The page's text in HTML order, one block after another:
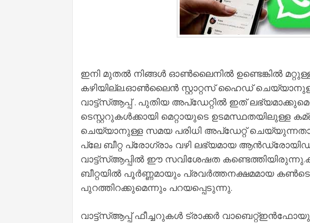
ഇനി മുതല്‍ നിങ്ങള്‍ ഓണ്‍ലൈനില്‍ ഉണ്ടെങ്കില്‍
കഴിയില്ല.ഓണ്‍ലൈന്‍ സ്റ്റാറ്റസ് ഹൈഡ്
വാട്ട്‌സ്‌ആപ്പ് . പുതിയ അപ്ഡേറ്റില്‍ ഇത്
ടെസ്റ്ററുകള്‍ക്കായി മെറ്റായുടെ ഉടമസ്ഥതയിലുള്ള
ചെയ്യാനുള്ള സമയ പരിധി അപ്ഡേറ്റ്
പ്ലേ ബീറ്റ പ്രോഗ്രാം വഴി ലഭ്യമായ ആന്‍ഡ്രോയിഡ്
വാട്ട്സ്‌ആപ്പില്‍ ഈ സവിശേഷത
ബീറ്റയില്‍ പൂര്‍ണ്ണമായും പ്രവര്‍ത്തനക്ഷമമായ
പുറത്തിറക്കുമെന്നും പറയപ്പെടുന്നു.
വാട്ട്സ്‌ആപ്പ് ഫീച്ചറുകള്‍ ട്രാക്കര്‍